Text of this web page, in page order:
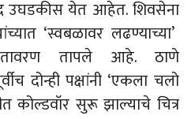
उघडकीसयेत आहेत.शिवसेना
‘स्वबळावर लढण्याच्या’
तापले आहे. ठाणे
दोन्ही पक्षांनी ‘एकला चलो
कोल्डवॉर सुरू झाल्याचे चित्र